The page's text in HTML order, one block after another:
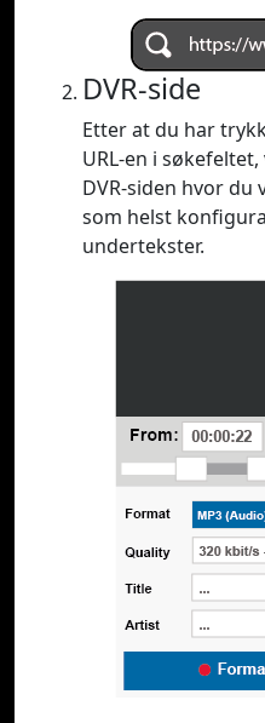
DVR-side
Etter at du har
URL-en i
DVR-siden hvor du
som helst
undertekster.